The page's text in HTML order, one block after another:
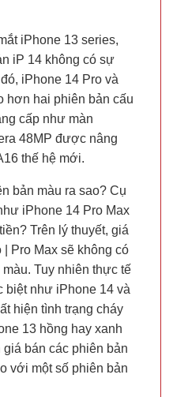
iPhone 13 series,
iP 14 không có sự
iPhone 14 Pro và
hơn hai phiên bản cấu
cấp như màn
48MP được nâng
thế hệ mới.
bản màu ra sao? Cụ
iPhone 14 Pro Max
Trên lý thuyết, giá
Pro Max sẽ không có
Tuy nhiên thực tế
biệt như iPhone 14 và
hiện tình trạng cháy
13 hồng hay xanh
bán các phiên bản
với một số phiên bản